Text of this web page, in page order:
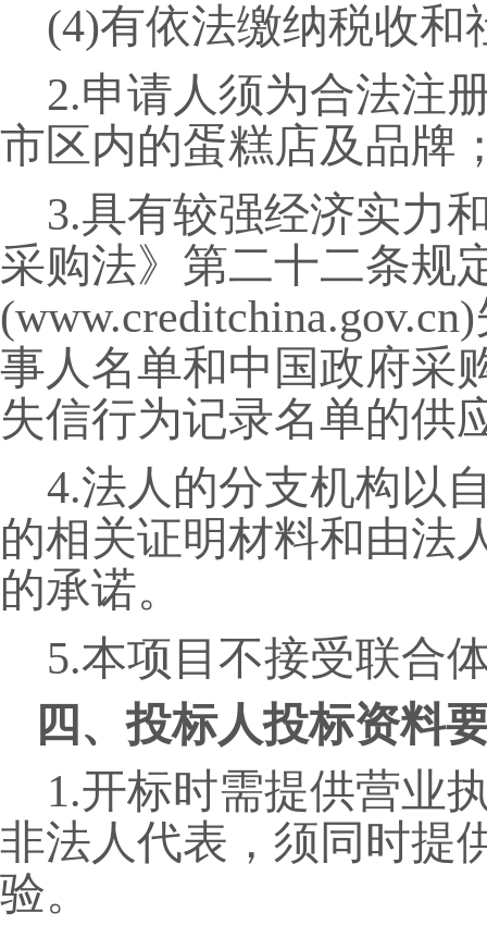
(4)有依法缴纳税收和
2.申请人须为合法注
市区内的蛋糕店及品牌
3.具有较强经济实力
采购法》第二十二条规
事人名单和中国政府采
失信行为记录名单的供
4.法人的分支机构以
的相关证明材料和由法
的承诺。
5.本项目不接受联合
四 、投标人投标资料
1.开标时需提供营业
非法人代表，须同时提
验。